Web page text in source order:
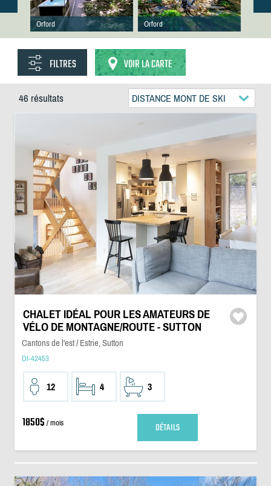
Orford Orford
FILTRES VOIR LA CARTE
46 résultats DISTANCE MONT DE SKI
CHALET IDÉAL POUR LES AMATEURS DE
VÉLO DE MONTAGNE/ROUTE - SUTTON
Cantons de l'est / Estrie, Sutton
DI-42453
12 4 3
1850$ / mois DÉTAILS